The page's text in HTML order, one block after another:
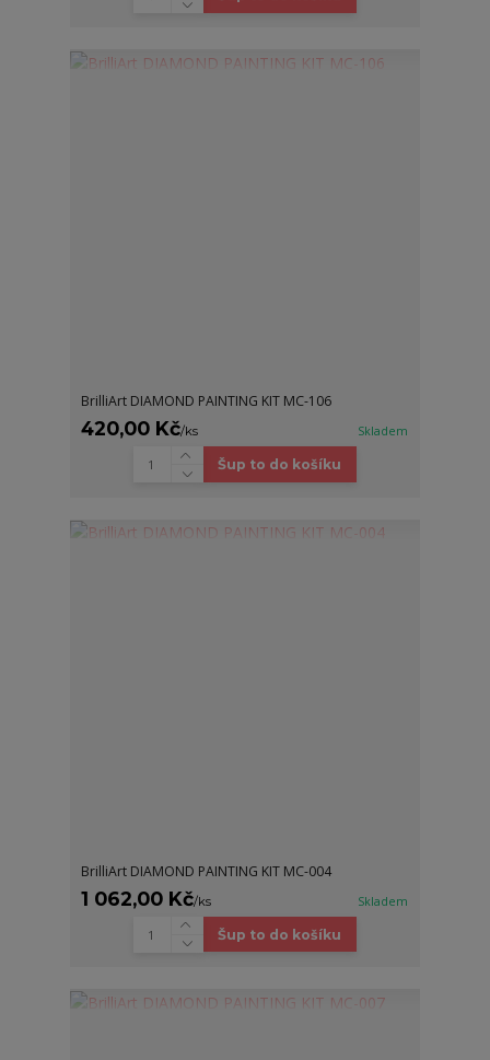
BrilliArt DIAMOND PAINTING KIT MC-106
420,00 Kč/ks Skladem
Šup to do košíku
BrilliArt DIAMOND PAINTING KIT MC-004
1 062,00 Kč/ks Skladem
Šup to do košíku